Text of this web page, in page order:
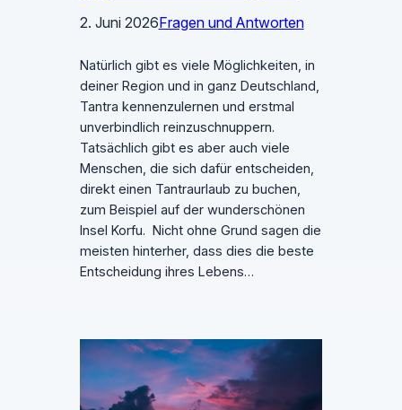
2. Juni 2026Fragen und Antworten
Natürlich gibt es viele Möglichkeiten, in
deiner Region und in ganz Deutschland,
Tantra kennenzulernen und erstmal
unverbindlich reinzuschnuppern.
Tatsächlich gibt es aber auch viele
Menschen, die sich dafür entscheiden,
direkt einen Tantraurlaub zu buchen,
zum Beispiel auf der wunderschönen
Insel Korfu. Nicht ohne Grund sagen die
meisten hinterher, dass dies die beste
Entscheidung ihres Lebens…